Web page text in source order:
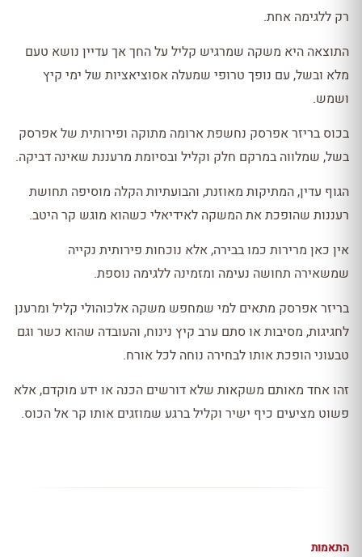
רק ללגימה אחת.
התוצאה היא משקה שמרגיש קליל על החך אך עדיין נושא טעם
מלא ובשל, עם נופך טרופי שמעלה אסוציאציות של ימי קיץ
ושמש.
בכוס בריזר אפרסק נחשפת ארומה מתוקה ופירותית של אפרסק
בשל, שמלווה במרקם חלק וקליל ובסיומת מרעננת שאינה דביקה.
הגוף עדין, המתיקות מאוזנת, והבועתיות הקלה מוסיפה תחושת
רעננות שהופכת את המשקה לאידיאלי כשהוא מוגש קר היטב.
אין כאן מרירות כמו בבירה, אלא נוכחות פירותית נקייה
שמשאירה תחושה נעימה ומזמינה ללגימה נוספת.
בריזר אפרסק מתאים למי שמחפש משקה אלכוהולי קליל ומרענן
לחגיגות, מסיבות או סתם ערב קיץ נינוח, והעובדה שהוא כשר וגם
טבעוני הופכת אותו לבחירה נוחה לכל אורח.
זהו אחד מאותם משקאות שלא דורשים הכנה או ידע מוקדם, אלא
פשוט מציעים כיף ישיר וקליל ברגע שמוזגים אותו קר אל הכוס.
התאמות